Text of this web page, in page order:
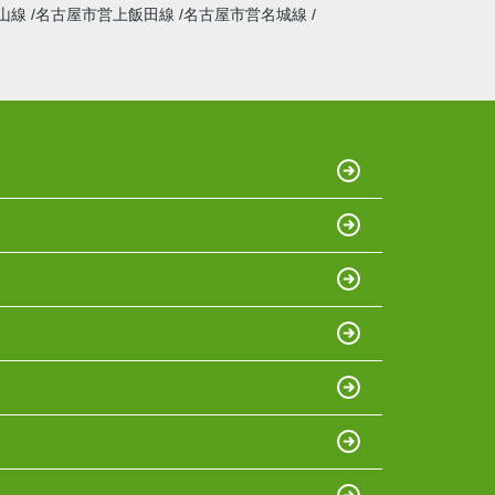
線 名古屋市営上飯田線 名古屋市営名城線